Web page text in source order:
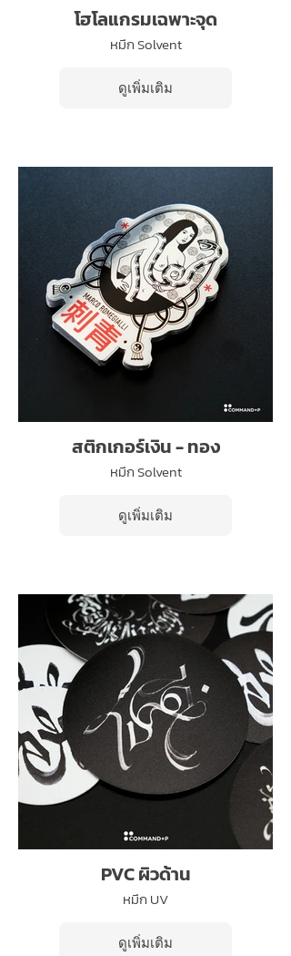
โฮโลแกรมเฉพาะจุด
หมึก Solvent
ดูเพิ่มเติม
สติกเกอร์เงิน - ทอง
หมึก Solvent
ดูเพิ่มเติม
PVC ผิวด้าน
หมึก UV
ดูเพิ่มเติม